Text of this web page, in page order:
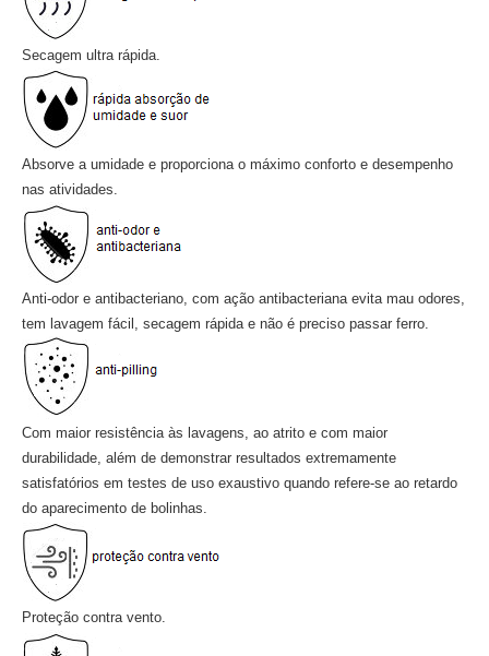
Secagem ultra rápida.
Absorve a umidade e proporciona o máximo conforto e desempenho
nas atividades.
Anti-odor e antibacteriano, com ação antibacteriana evita mau odores,
tem lavagem fácil, secagem rápida e não é preciso passar ferro.
Com maior resistência às lavagens, ao atrito e com maior
durabilidade, além de demonstrar resultados extremamente
satisfatórios em testes de uso exaustivo quando refere-se ao retardo
do aparecimento de bolinhas.
Proteção contra vento.